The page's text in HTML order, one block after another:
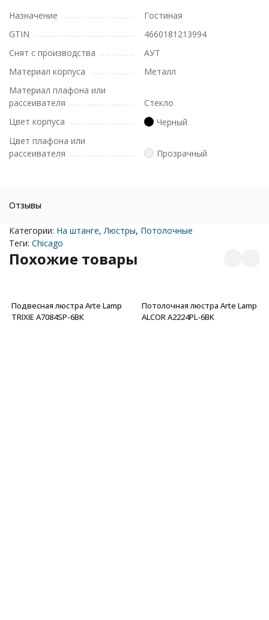
Назначение
Гостиная
GTIN
4660181213994
Снят с производства
АУТ
Материал корпуса
Металл
Материал плафона или
рассеивателя
Стекло
Цвет корпуса
Черный
Цвет плафона или
рассеивателя
Прозрачный
Отзывы
Категории: На штанге, Люстры, Потолочные
Теги: Chicago
Похожие товары
Подвесная люстра Arte Lamp
TRIXIE A7084SP-6BK
Потолочная люстра Arte Lamp
ALCOR A2224PL-6BK